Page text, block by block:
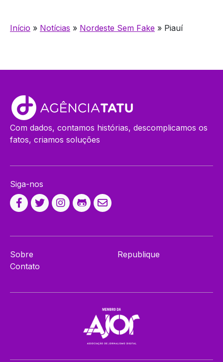
Início » Notícias » Nordeste Sem Fake » Piauí
Com dados, contamos histórias, descomplicamos os
fatos, criamos soluções
Siga-nos
Sobre
Contato
Republique